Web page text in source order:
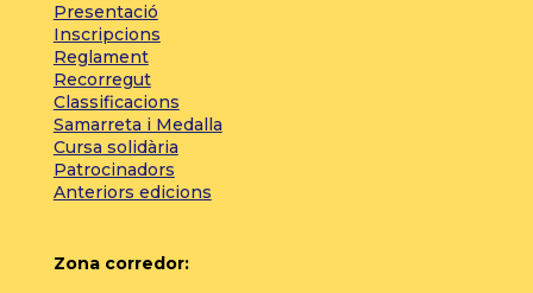
Presentació
Inscripcions
Reglament
Recorregut
Classificacions
Samarreta i Medalla
Cursa solidària
Patrocinadors
Anteriors edicions
Zona corredor: